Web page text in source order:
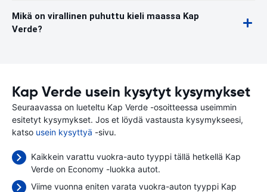
Mikä on virallinen puhuttu kieli maassa Kap
Verde?
Kap Verde usein kysytyt kysymykset
Seuraavassa on lueteltu Kap Verde -osoitteessa useimmin
esitetyt kysymykset. Jos et löydä vastausta kysymykseesi,
katso usein kysyttyä -sivu.
Kaikkein varattu vuokra-auto tyyppi tällä hetkellä Kap
Verde on Economy -luokka autot.
Viime vuonna eniten varata vuokra-auton tyyppi Kap